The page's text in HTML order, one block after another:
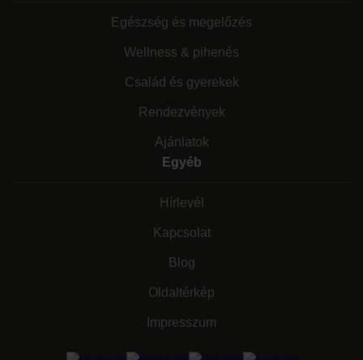
Egészség és megelőzés
Wellness & pihenés
Család és gyerekek
Rendezvények
Ajánlatok
Egyéb
Hírlevél
Kapcsolat
Blog
Oldaltérkép
Impresszum